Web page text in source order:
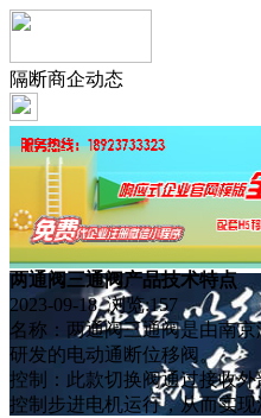
隔断商企动态
两通阀三通阀产品技术特点
2023-09-18 浏览:157
名称：两通阀三通阀是由南
研发的电动通断位移阀。
控制：此款切换阀通过接收
控制步进电机运行，从而实现